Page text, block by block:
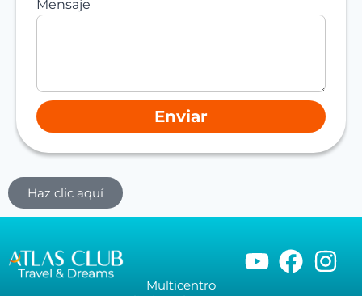
Mensaje
Enviar
Haz clic aquí
Multicentro